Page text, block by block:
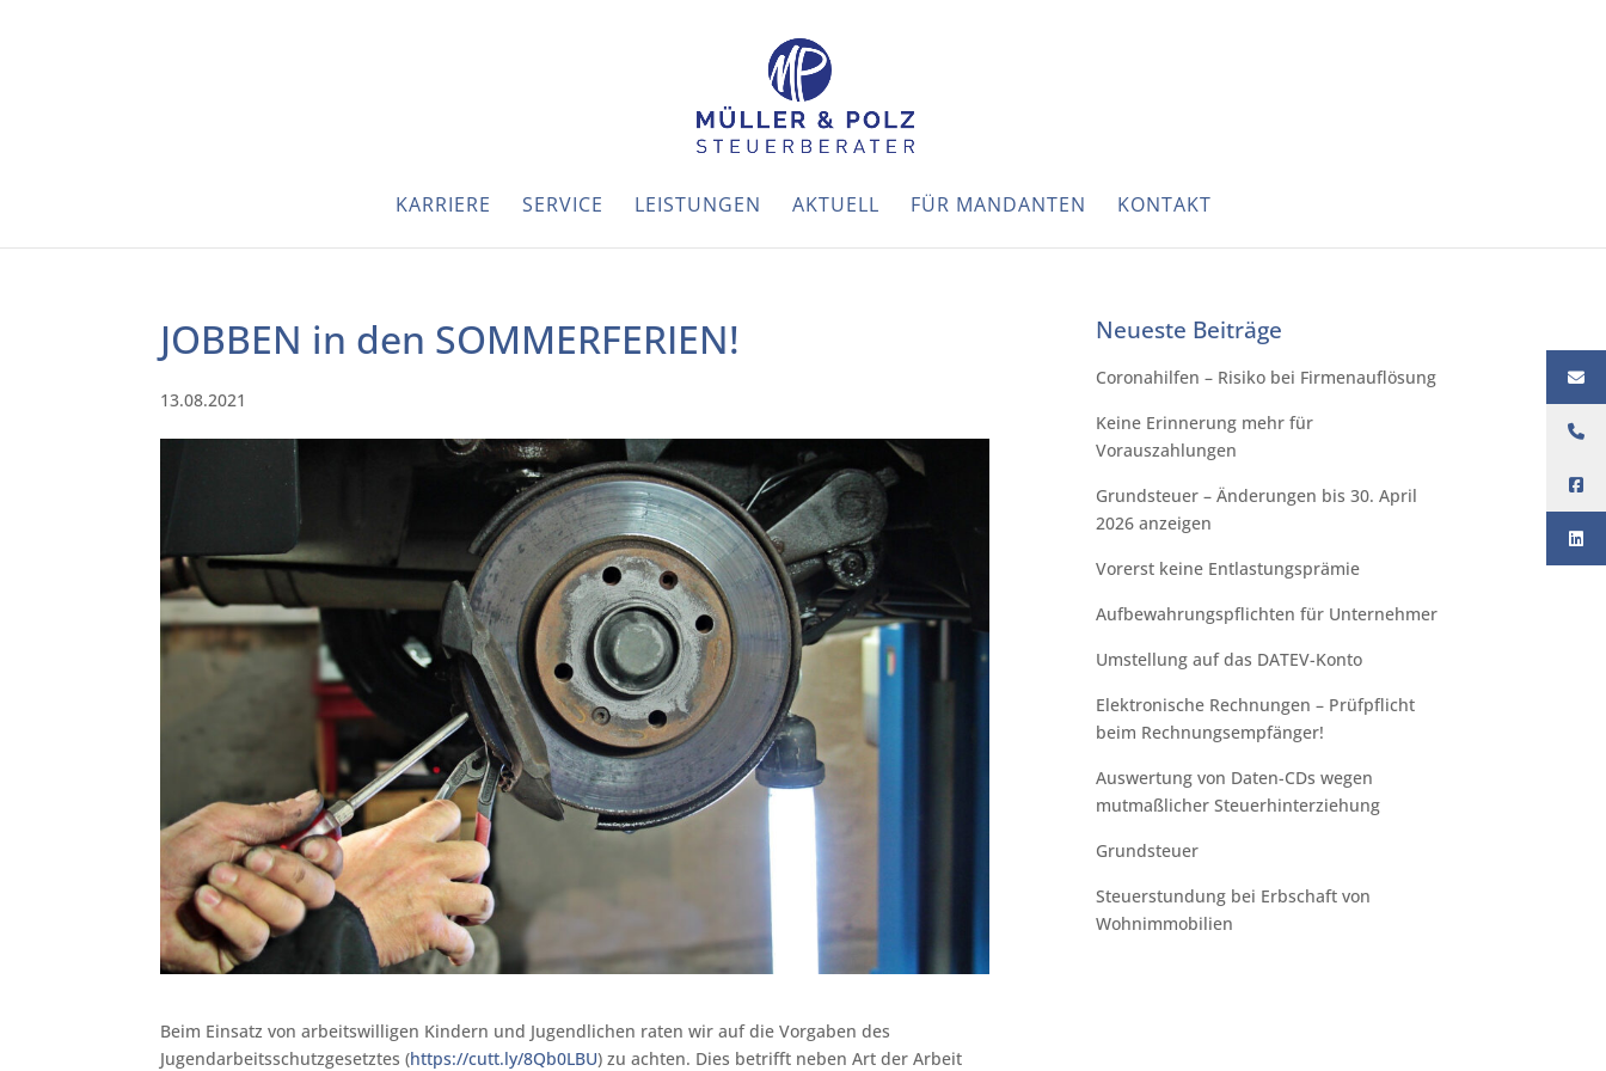
KARRIERE SERVICE LEISTUNGEN AKTUELL FÜR MANDANTEN KONTAKT
JOBBEN in den SOMMERFERIEN!
13.08.2021
Beim Einsatz von arbeitswilligen Kindern und Jugendlichen raten wir auf die Vorgaben des
Jugendarbeitsschutzgesetztes (https://cutt.ly/8Qb0LBU) zu achten. Dies betrifft neben Art der Arbeit
Neueste Beiträge
Coronahilfen – Risiko bei Firmenauflösung
Keine Erinnerung mehr für
Vorauszahlungen
Grundsteuer – Änderungen bis 30. April
2026 anzeigen
Vorerst keine Entlastungsprämie
Aufbewahrungspflichten für Unternehmer
Umstellung auf das DATEV-Konto
Elektronische Rechnungen – Prüfpflicht
beim Rechnungsempfänger!
Auswertung von Daten-CDs wegen
mutmaßlicher Steuerhinterziehung
Grundsteuer
Steuerstundung bei Erbschaft von
Wohnimmobilien